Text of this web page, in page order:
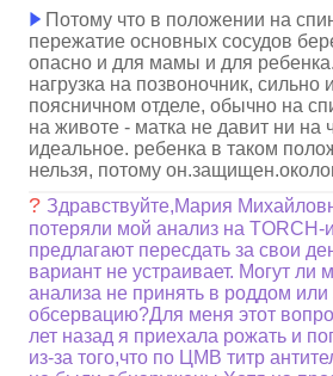
Потому что в положении на
пережатие основных сосудов
опасно и для мамы и для
нагрузка на позвоночник, сильно
поясничном отделе, обычно на
на животе - матка не давит ни на
идеальное. ребенка в таком
нельзя, потому
? Здравствуйте,Мария
потеряли мой анализ на TORCH-
предлагают пересдать за свои
вариант не устраивает. Могут ли
анализа не принять в роддом или
обсервацию?Для меня этот
лет назад я приехала рожать и
из-за того,что по ЦМВ титр